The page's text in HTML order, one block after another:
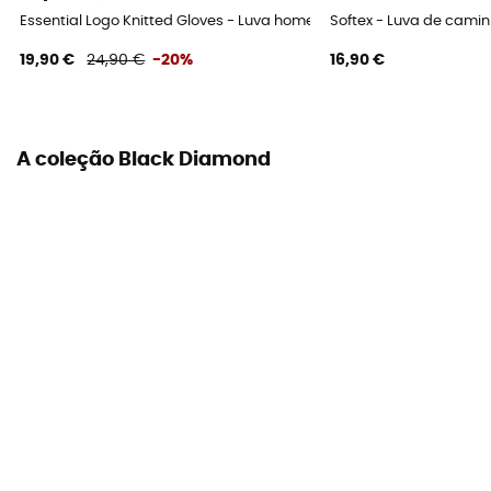
Leather
Essential Logo Knitted Gloves - Luva homem
19,90 € 24,90 € -20%
Softex - Luva de
16,90 €
A coleção Black Diamond